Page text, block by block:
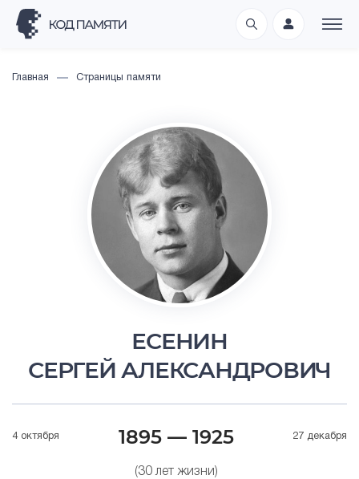
Главная Страницы памяти
ЕСЕНИН
СЕРГЕЙ АЛЕКСАНДРОВИЧ
4 октября 1895 — 1925
(30 лет жизни)
27 декабря